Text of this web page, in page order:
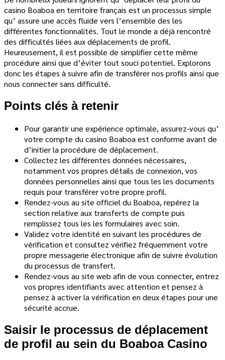
casino Boaboa en territoire français est un processus simple
qu’ assure une accès fluide vers l’ensemble des les
différentes fonctionnalités. Tout le monde a déjà rencontré
des difficultés liées aux déplacements de profil.
Heureusement, il est possible de simplifier cette même
procédure ainsi que d’éviter tout souci potentiel. Explorons
donc les étapes à suivre afin de transférer nos profils ainsi que
nous connecter sans difficulté.
Points clés à retenir
Pour garantir une expérience optimale, assurez-vous qu’
votre compte du casino Boaboa est conforme avant de
d’initier la procédure de déplacement.
Collectez les différentes données nécessaires,
notamment vos propres détails de connexion, vos
données personnelles ainsi que tous les les documents
requis pour transférer votre propre profil.
Rendez-vous au site officiel du Boaboa, repérez la
section relative aux transferts de compte puis
remplissez tous les les formulaires avec soin.
Validez votre identité en suivant les procédures de
vérification et consultez vérifiez fréquemment votre
propre messagerie électronique afin de suivre évolution
du processus de transfert.
Rendez-vous au site web afin de vous connecter, entrez
vos propres identifiants avec attention et pensez à
pensez à activer la vérification en deux étapes pour une
sécurité accrue.
Saisir le processus de déplacement
de profil au sein du Boaboa Casino